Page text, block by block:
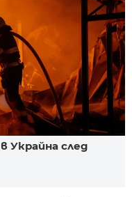
Украйна след